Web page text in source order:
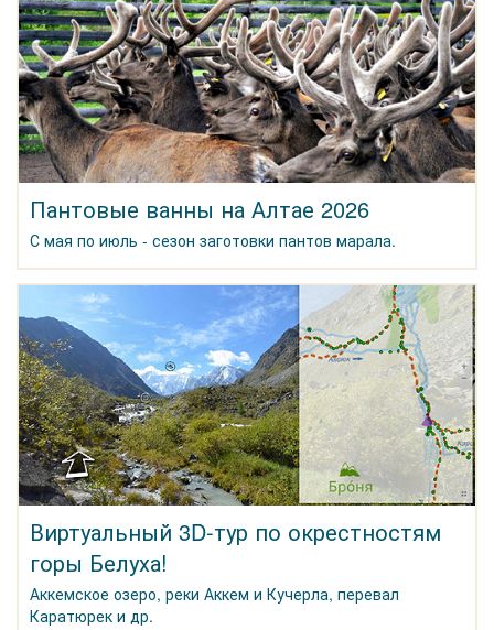
Пантовые ванны на Алтае 2026
С мая по июль - сезон заготовки пантов марала.
Виртуальный 3D-тур по окрестностям
горы Белуха!
Аккемское озеро, реки Аккем и Кучерла, перевал
Каратюрек и др.